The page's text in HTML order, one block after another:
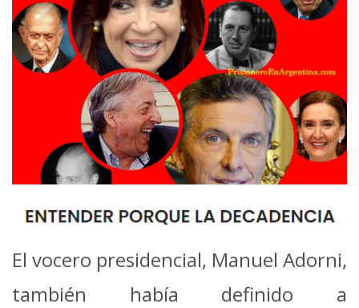
El vocero presidencial, Manuel Adorni,
también había definido a